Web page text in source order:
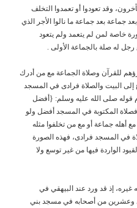
وقد تعودوا أو تعمدوا التخلف
جماعة بعد جماعة ما نالوا الأجر الذي
خاصة لمن لم يتعمد ولم يتعود
له صلة بالجماعة الأولى .
للقرآن وصلاة الجماعة مع من أدرك
إلى البيت والصلاة فرادى في المسجد
قوله صلى الله عليه وسلم: {أفضل
فصلاة المكتوبة في المسجد أفضل ولو
أهله جماعة أو مع من تخلفوا مثله
في المسجد فرادى، فهذه الصورة
الواردة فيها من غير توسع ولا
غيره، إذ قد ورد عند البيهقي في
وعشرين من أصحابه في مسجد بني